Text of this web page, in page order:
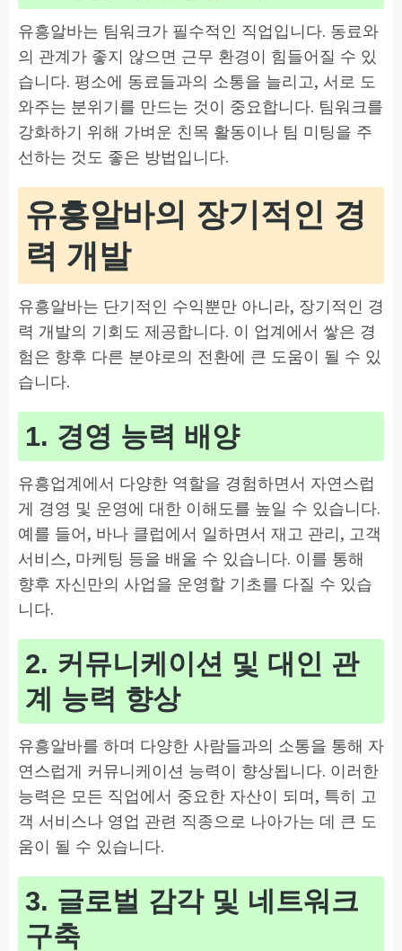
유흥알바는 팀워크가 필수적인 직업입니다. 동료와
의 관계가 좋지 않으면 근무 환경이 힘들어질 수 있
습니다. 평소에 동료들과의 소통을 늘리고, 서로 도
와주는 분위기를 만드는 것이 중요합니다. 팀워크를
강화하기 위해 가벼운 친목 활동이나 팀 미팅을 주
선하는 것도 좋은 방법입니다.
유흥알바의 장기적인 경
력 개발
유흥알바는 단기적인 수익뿐만 아니라, 장기적인 경
력 개발의 기회도 제공합니다. 이 업계에서 쌓은 경
험은 향후 다른 분야로의 전환에 큰 도움이 될 수 있
습니다.
1. 경영 능력 배양
유흥업계에서 다양한 역할을 경험하면서 자연스럽
게 경영 및 운영에 대한 이해도를 높일 수 있습니다.
예를 들어, 바나 클럽에서 일하면서 재고 관리, 고객
서비스, 마케팅 등을 배울 수 있습니다. 이를 통해
향후 자신만의 사업을 운영할 기초를 다질 수 있습
니다.
2. 커뮤니케이션 및 대인 관
계 능력 향상
유흥알바를 하며 다양한 사람들과의 소통을 통해 자
연스럽게 커뮤니케이션 능력이 향상됩니다. 이러한
능력은 모든 직업에서 중요한 자산이 되며, 특히 고
객 서비스나 영업 관련 직종으로 나아가는 데 큰 도
움이 될 수 있습니다.
3. 글로벌 감각 및 네트워크
구축